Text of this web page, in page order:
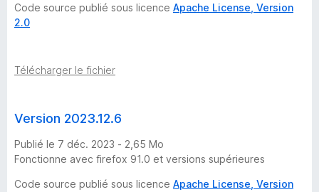
Code source publié sous licence Apache License, Version
2.0
Télécharger le fichier
Version 2023.12.6
Publié le 7 déc. 2023 - 2,65 Mo
Fonctionne avec firefox 91.0 et versions supérieures
Code source publié sous licence Apache License, Version